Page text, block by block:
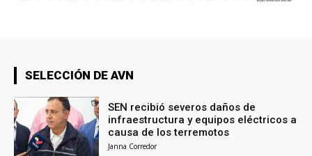
SELECCIÓN DE AVN
SEN recibió severos daños de
infraestructura y equipos eléctricos a
causa de los terremotos
Janna Corredor